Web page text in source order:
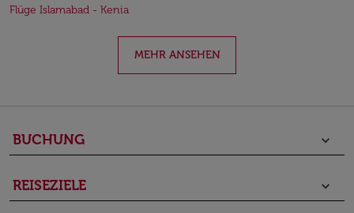
Flüge Islamabad - Kenia
MEHR ANSEHEN
BUCHUNG keyboard_arrow_down
REISEZIELE keyboard_arrow_down